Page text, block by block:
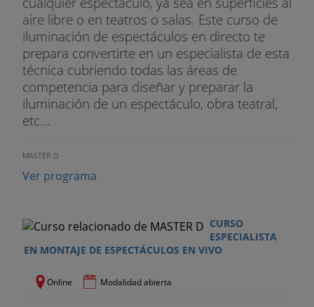
aire libre o en teatros o salas. Este curso de
iluminación de espectáculos en directo te
prepara convertirte en un especialista de esta
técnica cubriendo todas las áreas de
competencia para diseñar y preparar la
iluminación de un espectáculo, obra teatral,
etc...
MASTER D
Ver programa
CURSO
ESPECIALISTA
EN MONTAJE DE ESPECTÁCULOS EN VIVO
Online Modalidad abierta